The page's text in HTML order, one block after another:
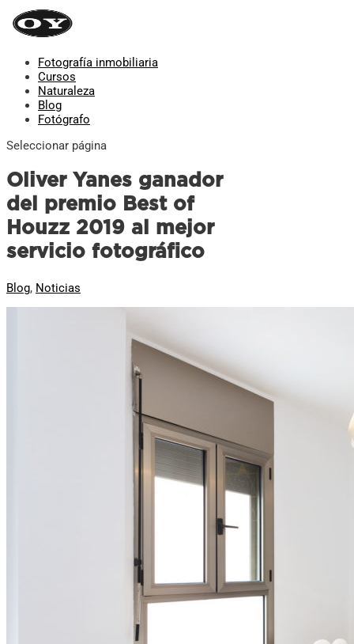
Fotografía inmobiliaria
Cursos
Naturaleza
Blog
Fotógrafo
Seleccionar página
Oliver Yanes ganador
del premio Best of
Houzz 2019 al mejor
servicio fotográfico
Blog, Noticias